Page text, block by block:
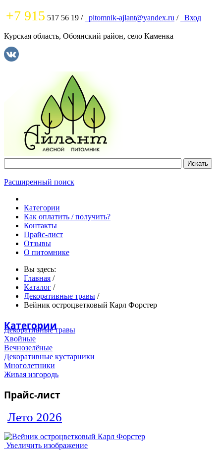
+7 915 517 56 19 / pitomnik-ajlant@yandex.ru / Вход
Курская область, Обоянский район, село Каменка
Расширенный поиск
Категории
Как оплатить / получить?
Контакты
Прайс-лист
Отзывы
О питомнике
Вы здесь:
Главная /
Каталог /
Декоративные травы /
Вейник остроцветковый Карл Форстер
Категории
Декоративные травы
Хвойные
Вечнозелёные
Декоративные кустарники
Многолетники
Живая изгородь
Прайс-лист
Лето 2026
Увеличить изображение